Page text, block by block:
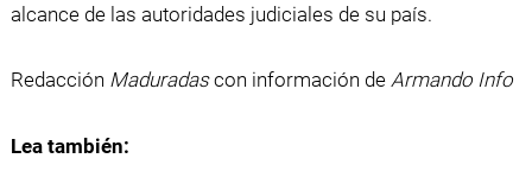
alcance de las autoridades judiciales de su país.
Redacción Maduradascon información de Armando Info
Lea también: